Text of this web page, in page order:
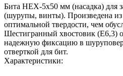
Бита HEX-5х50 мм (насадка) для
(шурупы, винты). Произведена из
оптимальной твердости, чем
Шестигранный хвостовик (Е6,3)
надежную фиксацию в
отверткой для бит.
Характеристики: